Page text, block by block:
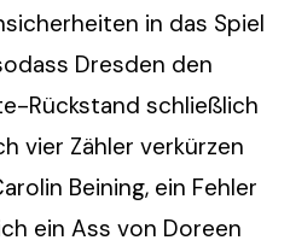
in das Spiel
Dresden den
Rückstand schließlich
vier Zähler verkürzen
Beining, ein Fehler
ein Ass von Doreen